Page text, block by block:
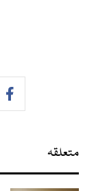
متعلقہ